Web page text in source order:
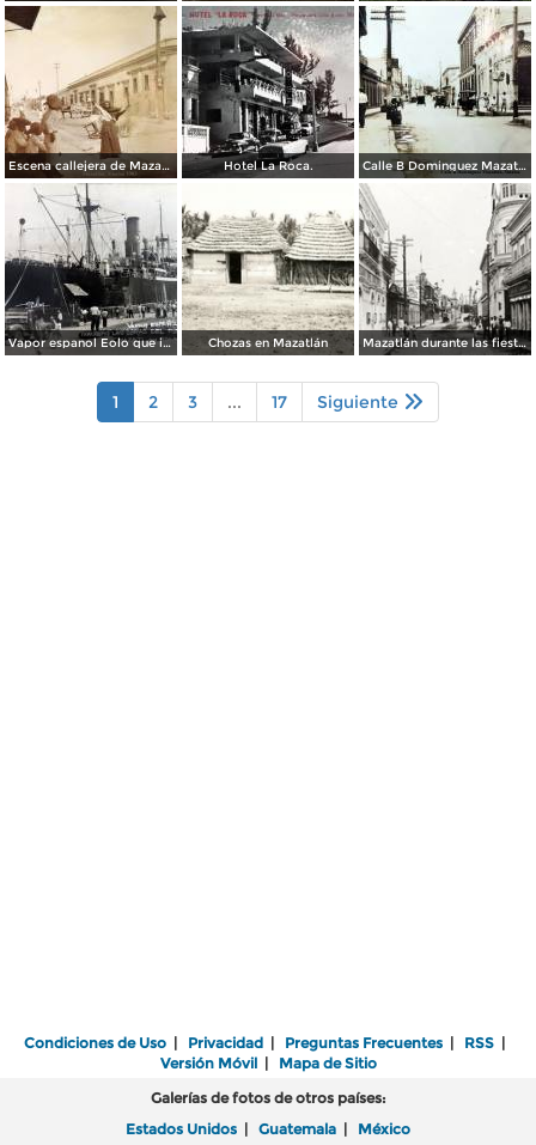
Escena callejera de Mazatlán, Sinaloa 1903. Hotel La Roca. Calle B Dominguez Mazatlán, Sinaloa ( Circulada el 25 de Abril de 1932 ).
Vapor espanol Eolo que ignaguro las obras del puerto. Chozas en Mazatlán Mazatlán durante las fiestas del Centenario de la Independencia (1910)
1 2 3 ... 17 Siguiente
Condiciones de Uso | Privacidad | Preguntas Frecuentes | RSS |
Versión Móvil| Mapa de Sitio
Galerías de fotos de otros países:
Estados Unidos | Guatemala | México